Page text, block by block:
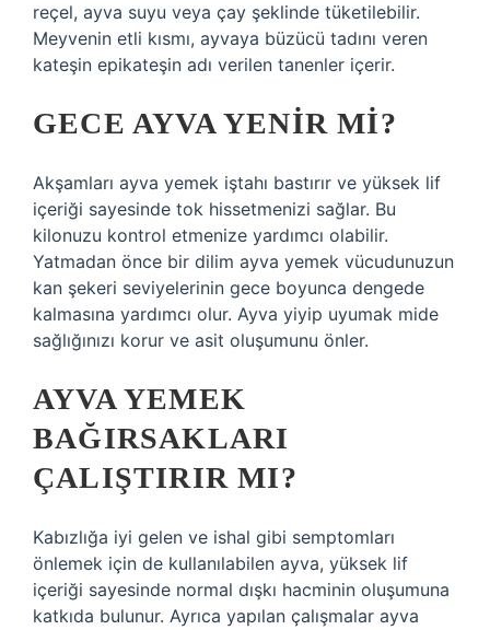
reçel, ayva suyu veya çay şeklinde tüketilebilir.
Meyvenin etli kısmı, ayvaya büzücü tadını veren
kateşin epikateşin adı verilen tanenler içerir.
GECE AYVA YENIR MI?
Akşamları ayva yemek iştahı bastırır ve yüksek lif
içeriği sayesinde tok hissetmenizi sağlar. Bu
kilonuzu kontrol etmenize yardımcı olabilir.
Yatmadan önce bir dilim ayva yemek vücudunuzun
kan şekeri seviyelerinin gece boyunca dengede
kalmasına yardımcı olur. Ayva yiyip uyumak mide
sağlığınızı korur ve asit oluşumunu önler.
AYVA YEMEK
BAĞIRSAKLARI
ÇALIŞTIRIR MI?
Kabızlığa iyi gelen ve ishal gibi semptomları
önlemek için de kullanılabilen ayva, yüksek lif
içeriği sayesinde normal dışkı hacminin oluşumuna
katkıda bulunur. Ayrıca yapılan çalışmalar ayva